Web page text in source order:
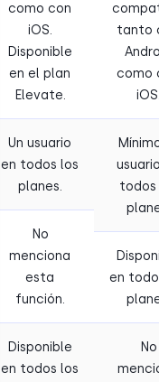
como con
iOS.
Disponible
en el plan
Elevate.
Un usuario
en todos los
planes.
No
menciona
esta
función.
Disponible
en todos los
tanto
como
todos
en
No